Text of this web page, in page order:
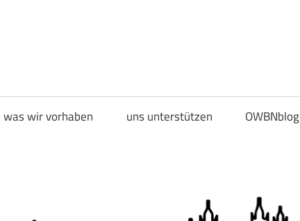
was wir vorhaben uns unterstützen OWBNblog